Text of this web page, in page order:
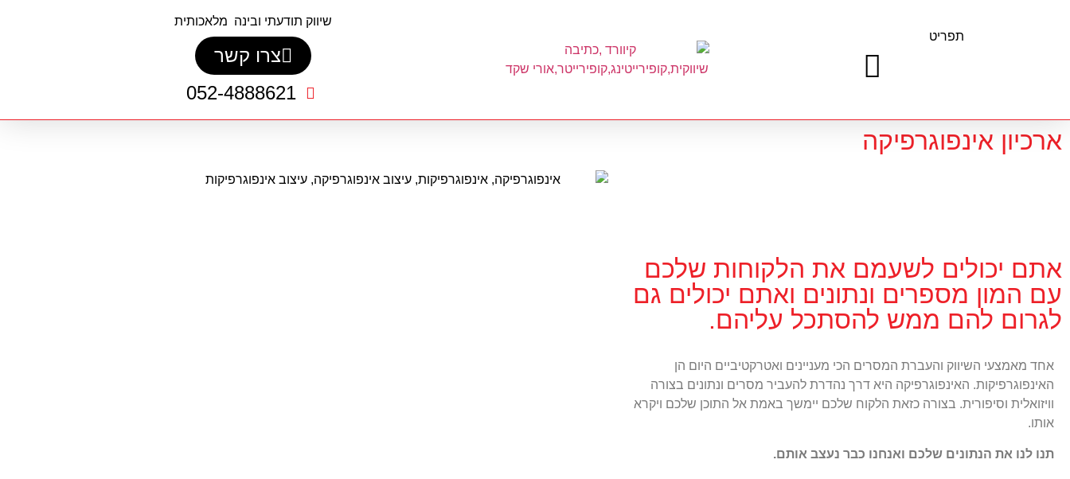
תפריט
שיווק תודעתי ובינה מלאכותית
צרו קשר
052-4888621
ארכיון אינפוגרפיקה
אתם יכולים לשעמם את הלקוחות שלכם
עם המון מספרים ונתונים ואתם יכולים גם
לגרום להם ממש להסתכל עליהם.
אחד מאמצעי השיווק והעברת המסרים הכי מעניינים ואטרקטיביים היום הן
האינפוגרפיקות. האינפוגרפיקה היא דרך נהדרת להעביר מסרים ונתונים בצורה
וויזואלית וסיפורית. בצורה כזאת הלקוח שלכם יימשך באמת אל התוכן שלכם ויקרא
אותו.
תנו לנו את הנתונים שלכם ואנחנו כבר נעצב אותם.